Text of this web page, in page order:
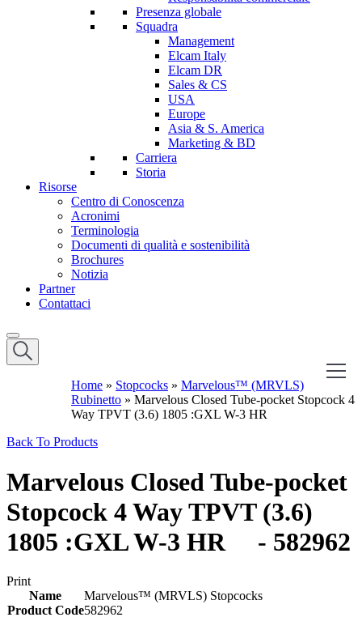
Presenza globale
Squadra
Management
Elcam Italy
Elcam DR
Sales & CS
USA
Europe
Asia & S. America
Marketing & BD
Carriera
Storia
Risorse
Centro di Conoscenza
Acronimi
Terminologia
Documenti di qualità e sostenibilità
Brochures
Notizia
Partner
Contattaci
Home » Stopcocks » Marvelous™ (MRVLS)
Rubinetto » Marvelous Closed Tube-pocket Stopcock 4
Way TPVT (3.6) 1805 :GXL W-3 HR
Back To Products
Marvelous Closed Tube-pocket
Stopcock 4 Way TPVT (3.6)
1805 :GXL W-3 HR - 582962
Print
Name
Marvelous™ (MRVLS) Stopcocks
Product Code582962